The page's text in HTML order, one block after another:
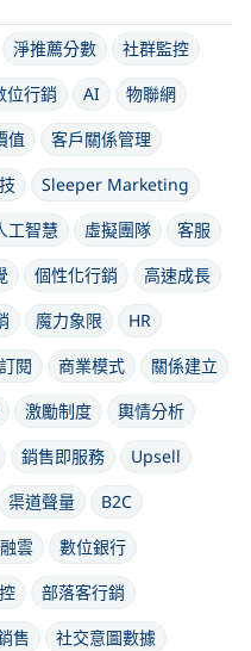
淨推薦分數
社群監控
位行銷 AI
物聯網
值
客戶關係管理
Sleeper Marketing
工智慧 虛擬團隊
客服
個性化行銷
高速成長
魔力象限
HR
閱 商業模式
關係建立
激勵制度
輿情分析
銷售即服務
Upsell
渠道聲量
B2C
雲
數位銀行
部落客行銷
售
社交意圖數據